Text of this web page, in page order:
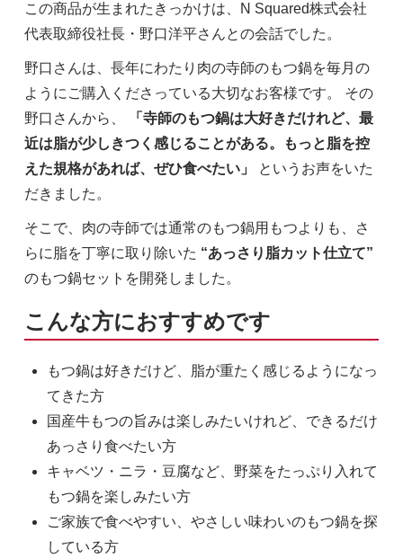
この商品が生まれたきっかけは、N Squared株式会社
代表取締役社長・野口洋平さんとの会話でした。
野口さんは、長年にわたり肉の寺師のもつ鍋を毎月の
ようにご購入くださっている大切なお客様です。 その
野口さんから、
「寺師のもつ鍋は大好きだけれど、最
近は脂が少しきつく感じることがある。もっと脂を控
えた規格があれば、ぜひ食べたい」
というお声をいた
だきました。
そこで、肉の寺師では通常のもつ鍋用もつよりも、さ
らに脂を丁寧に取り除いた “あっさり脂カット仕立て”
のもつ鍋セットを開発しました。
こんな方におすすめです
もつ鍋は好きだけど、脂が重たく感じるようになっ
てきた方
国産牛もつの旨みは楽しみたいけれど、できるだけ
あっさり食べたい方
キャベツ・ニラ・豆腐など、野菜をたっぷり入れて
もつ鍋を楽しみたい方
ご家族で食べやすい、やさしい味わいのもつ鍋を探
している方